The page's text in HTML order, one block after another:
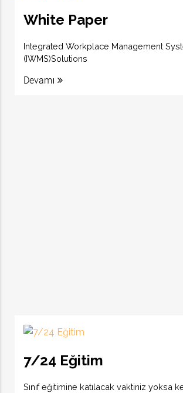
White Paper
Integrated Workplace Management
(IWMS)Solutions
Devamı
7/24 Eğitim
Sınıf eğitimine katılacak vaktiniz yoksa